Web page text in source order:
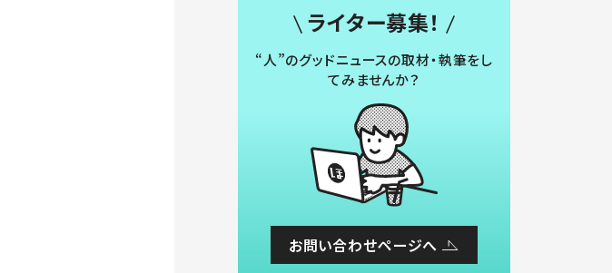
ライター募集！
“人”のグッドニュースの取材・執筆をし
てみませんか？
お問い合わせページへ